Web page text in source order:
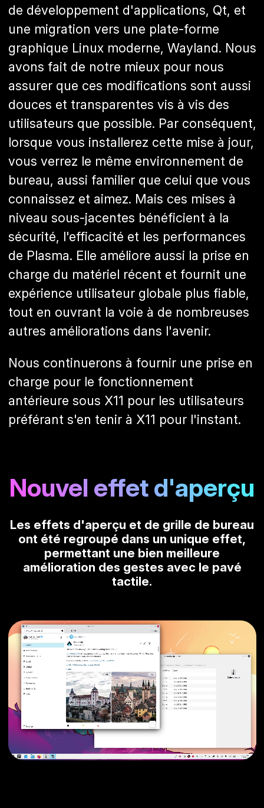
de développement d'applications, Qt, et
une migration vers une plate-forme
graphique Linux moderne, Wayland. Nous
avons fait de notre mieux pour nous
assurer que ces modifications sont aussi
douces et transparentes vis à vis des
utilisateurs que possible. Par conséquent,
lorsque vous installerez cette mise à jour,
vous verrez le même environnement de
bureau, aussi familier que celui que vous
connaissez et aimez. Mais ces mises à
niveau sous-jacentes bénéficient à la
sécurité, l'efficacité et les performances
de Plasma. Elle améliore aussi la prise en
charge du matériel récent et fournit une
expérience utilisateur globale plus fiable,
tout en ouvrant la voie à de nombreuses
autres améliorations dans l'avenir.
Nous continuerons à fournir une prise en
charge pour le fonctionnement
antérieure sous X11 pour les utilisateurs
préférant s'en tenir à X11 pour l'instant.
Nouvel effet d'aperçu
Les effets d'aperçu et de grille de bureau
ont été regroupé dans un unique effet,
permettant une bien meilleure
amélioration des gestes avec le pavé
tactile.